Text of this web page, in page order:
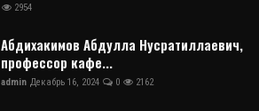
2954
Абдихакимов Абдулла Нусратиллаевич,
профессор кафе...
admin Декабрь 16, 2024 0 2162